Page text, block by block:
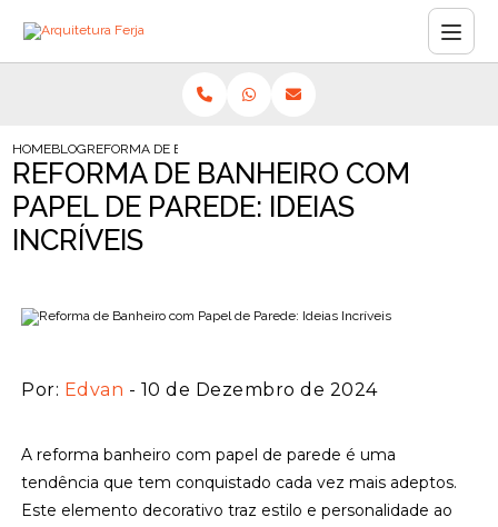
HOMEBLOGREFORMA DE BANHEIRO COM PAPEL DE PAREDE: IDEIAS
REFORMA DE BANHEIRO COM
PAPEL DE PAREDE: IDEIAS
INCRÍVEIS
Por: Edvan - 10 de Dezembro de 2024
A reforma banheiro com papel de parede é uma
tendência que tem conquistado cada vez mais adeptos.
Este elemento decorativo traz estilo e personalidade ao